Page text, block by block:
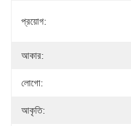
প্রয়োগ:
আকার:
লোগো:
আকৃতি: